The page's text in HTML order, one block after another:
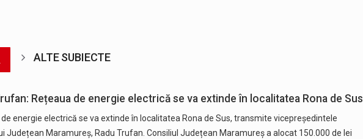
ALTE SUBIECTE
Rețeaua de energie electrică se va extinde în localitatea Rona de Sus
de energie electrică se va extinde în localitatea Rona de Sus, transmite vicepreședintele
Județean Maramureș, Radu Trufan. Consiliul Județean Maramureș a alocat 150.000 de lei